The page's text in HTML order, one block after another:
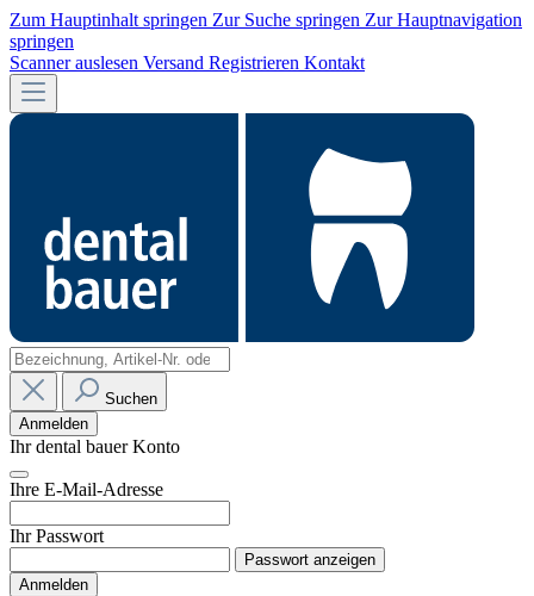
Zum Hauptinhalt springen Zur Suche springen Zur Hauptnavigation
springen
Scanner auslesen Versand Registrieren Kontakt
Suchen
Anmelden
Ihr dental bauer Konto
Ihre E-Mail-Adresse
Ihr Passwort
Passwort anzeigen
Anmelden